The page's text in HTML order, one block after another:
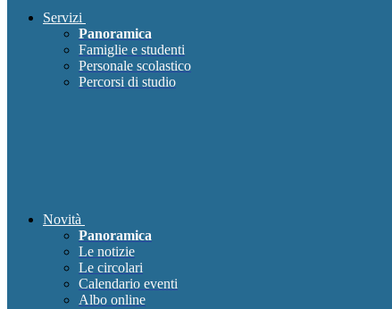
Servizi
Panoramica
Famiglie e studenti
Personale scolastico
Percorsi di studio
Novità
Panoramica
Le notizie
Le circolari
Calendario eventi
Albo online